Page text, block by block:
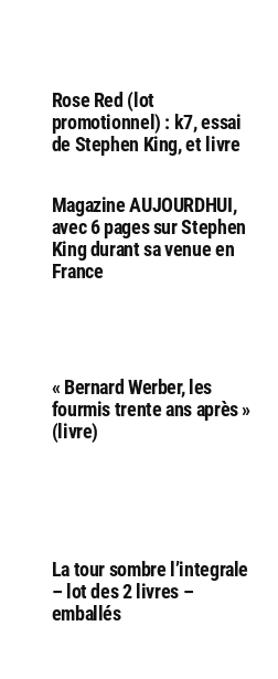
Rose Red (lot
promotionnel) : k7, essai
de Stephen King, et livre
Magazine AUJOURDHUI,
avec 6 pages sur Stephen
King durant sa venue en
France
« Bernard Werber, les
fourmis trente ans après »
(livre)
La tour sombre l’integrale
– lot des 2 livres –
emballés